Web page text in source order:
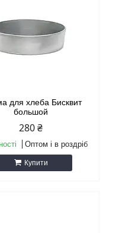
для хлеба Бисквит
большой
280 ₴
Оптом і в роздріб
Купити